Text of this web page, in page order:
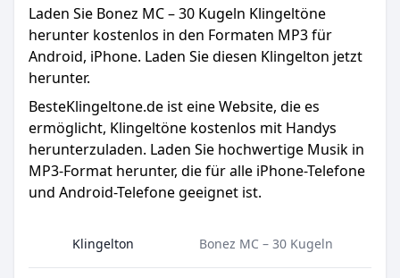
Laden Sie Bonez MC – 30 Kugeln Klingeltöne
herunter kostenlos in den Formaten MP3 für
Android, iPhone. Laden Sie diesen Klingelton jetzt
herunter.
BesteKlingeltone.de ist eine Website, die es
ermöglicht, Klingeltöne kostenlos mit Handys
herunterzuladen. Laden Sie hochwertige Musik in
MP3-Format herunter, die für alle iPhone-Telefone
und Android-Telefone geeignet ist.
Klingelton Bonez MC – 30 Kugeln